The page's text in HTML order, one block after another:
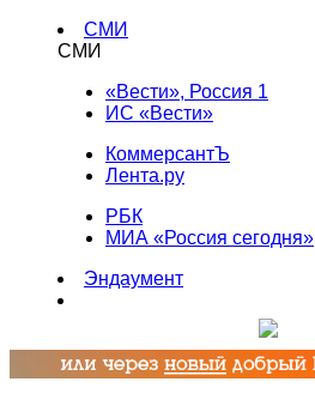
СМИ
СМИ
«Вести», Россия 1
ИС «Вести»
КоммерсантЪ
Лента.ру
РБК
МИА «Россия сегодня»
Эндаумент